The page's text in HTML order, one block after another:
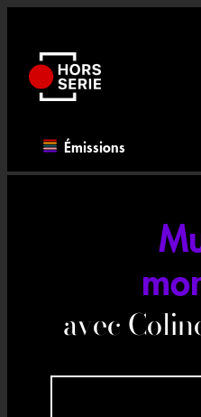
contenu
Émissions
avec